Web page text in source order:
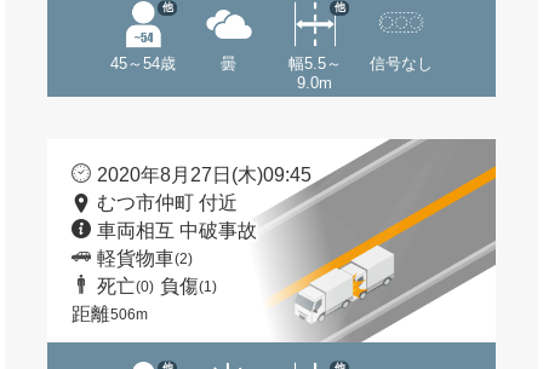
45～54歳
他
曇
幅5.5～
9.0m
他
信号なし
2020年8月27日(木)09:45
むつ市仲町 付近
車両相互 中破事故
軽貨物車(2)
死亡(0) 負傷(1)
距離506m